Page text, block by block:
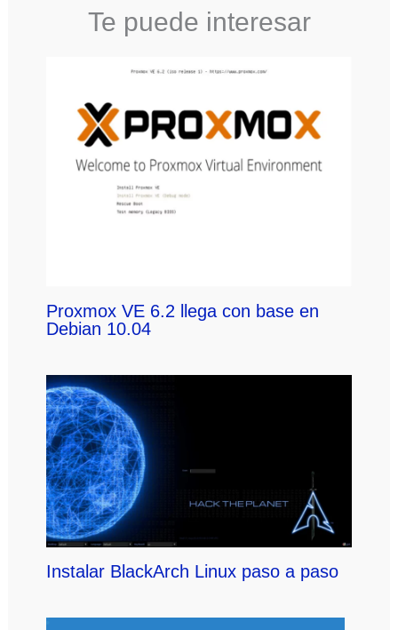
Te puede interesar
Proxmox VE 6.2 llega con base en
Debian 10.04
Instalar BlackArch Linux paso a paso